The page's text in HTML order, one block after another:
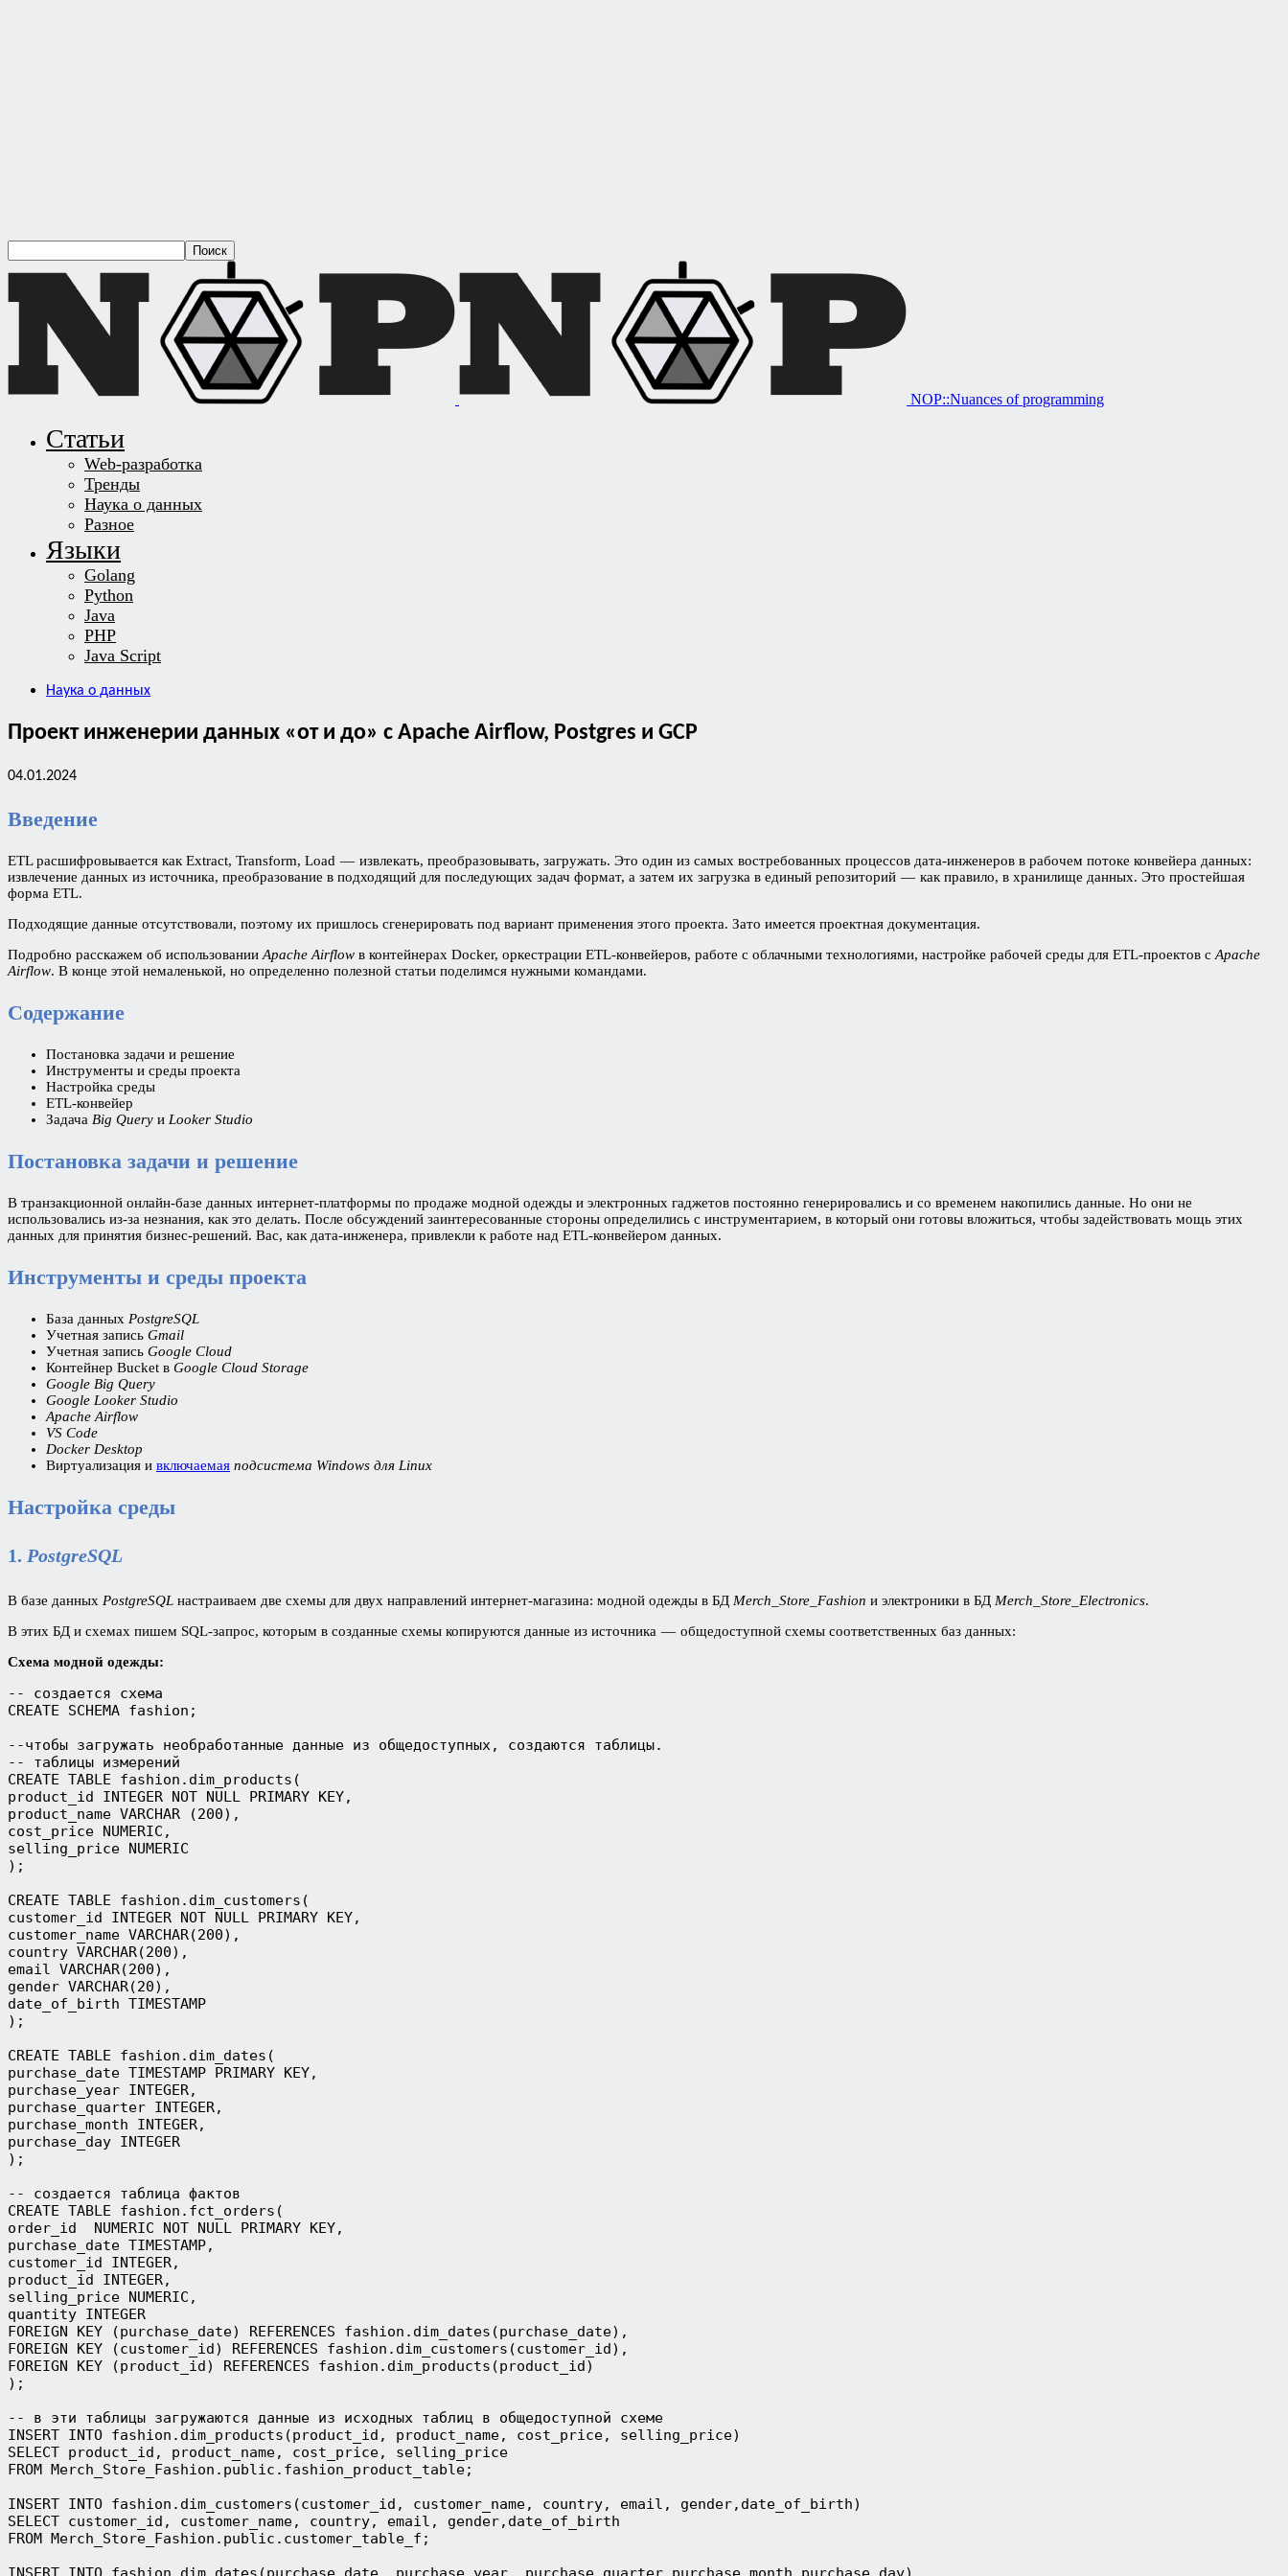
NOP::Nuances of programming
Статьи
Web-разработка
Тренды
Наука о данных
Разное
Языки
Golang
Python
Java
PHP
Java Script
Наука о данных
Проект инженерии данных «от и до» с Apache Airflow, Postgres и GCP
04.01.2024
Введение
ETL расшифровывается как Extract, Transform, Load — извлекать, преобразовывать, загружать. Это один из самых востребованных процессов дата-инженеров в рабочем потоке конвейера данных:
извлечение данных из источника, преобразование в подходящий для последующих задач формат, а затем их загрузка в единый репозиторий — как правило, в хранилище данных. Это простейшая
форма ETL.
Подходящие данные отсутствовали, поэтому их пришлось сгенерировать под вариант применения этого проекта. Зато имеется проектная документация.
Подробно расскажем об использовании Apache Airflow в контейнерах Docker, оркестрации ETL-конвейеров, работе с облачными технологиями, настройке рабочей среды для ETL-проектов с Apache
Airflow. В конце этой немаленькой, но определенно полезной статьи поделимся нужными командами.
Содержание
Постановка задачи и решение
Инструменты и среды проекта
Настройка среды
ETL-конвейер
Задача Big Query и Looker Studio
Постановка задачи и решение
В транзакционной онлайн-базе данных интернет-платформы по продаже модной одежды и электронных гаджетов постоянно генерировались и со временем накопились данные. Но они не
использовались из-за незнания, как это делать. После обсуждений заинтересованные стороны определились с инструментарием, в который они готовы вложиться, чтобы задействовать мощь этих
данных для принятия бизнес-решений. Вас, как дата-инженера, привлекли к работе над ETL-конвейером данных.
Инструменты и среды проекта
База данных PostgreSQL
Учетная запись Gmail
Учетная запись Google Cloud
Контейнер Bucket в Google Cloud Storage
Google Big Query
Google Looker Studio
Apache Airflow
VS Code
Docker Desktop
Виртуализация и включаемая подсистема Windows для Linux
Настройка среды
1. PostgreSQL
В базе данных PostgreSQL настраиваем две схемы для двух направлений интернет-магазина: модной одежды в БД Merch_Store_Fashion и электроники в БД Merch_Store_Electronics.
В этих БД и схемах пишем SQL-запрос, которым в созданные схемы копируются данные из источника — общедоступной схемы соответственных баз данных:
Схема модной одежды:
-- создается схема
CREATE SCHEMA fashion;
--чтобы загружать необработанные данные из общедоступных, создаются таблицы.
-- таблицы измерений
CREATE TABLE fashion.dim_products(
product_id INTEGER NOT NULL PRIMARY KEY,
product_name VARCHAR (200),
cost_price NUMERIC,
selling_price NUMERIC
);
CREATE TABLE fashion.dim_customers(
customer_id INTEGER NOT NULL PRIMARY KEY,
customer_name VARCHAR(200),
country VARCHAR(200),
email VARCHAR(200),
gender VARCHAR(20),
date_of_birth TIMESTAMP
);
CREATE TABLE fashion.dim_dates(
purchase_date TIMESTAMP PRIMARY KEY,
purchase_year INTEGER,
purchase_quarter INTEGER,
purchase_month INTEGER,
purchase_day INTEGER
);
-- создается таблица фактов
CREATE TABLE fashion.fct_orders(
order_id  NUMERIC NOT NULL PRIMARY KEY,
purchase_date TIMESTAMP,
customer_id INTEGER,
product_id INTEGER,
selling_price NUMERIC,
quantity INTEGER
FOREIGN KEY (purchase_date) REFERENCES fashion.dim_dates(purchase_date),
FOREIGN KEY (customer_id) REFERENCES fashion.dim_customers(customer_id),
FOREIGN KEY (product_id) REFERENCES fashion.dim_products(product_id)
);
-- в эти таблицы загружаются данные из исходных таблиц в общедоступной схеме
INSERT INTO fashion.dim_products(product_id, product_name, cost_price, selling_price)
SELECT product_id, product_name, cost_price, selling_price
FROM Merch_Store_Fashion.public.fashion_product_table;
INSERT INTO fashion.dim_customers(customer_id, customer_name, country, email, gender,date_of_birth)
SELECT customer_id, customer_name, country, email, gender,date_of_birth
FROM Merch_Store_Fashion.public.customer_table_f;